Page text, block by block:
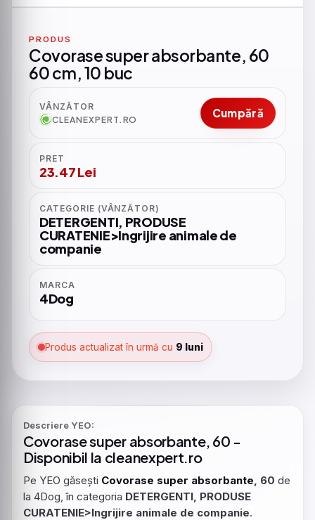
PRODUS
Covorase super absorbante, 60
60 cm, 10 buc
VÂNZĂTOR
CLEANEXPERT.RO
Cumpără
PRET
23.47 Lei
CATEGORIE (VÂNZĂTOR)
DETERGENTI, PRODUSE
CURATENIE>Ingrijire animale de
companie
MARCA
4Dog
Produs actualizat în urmă cu 9 luni
Descriere YEO:
Covorasesuper absorbante, 60 -
Disponibil la cleanexpert.ro
Pe YEO găsești Covorase super absorbante, 60 de
la 4Dog, în categoria DETERGENTI, PRODUSE
CURATENIE>Ingrijire animale de companie.